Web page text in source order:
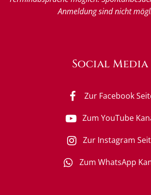
Anmeldung sind nicht
Social Media
Zur Facebook
Zum YouTube
Zur Instagram
Zum WhatsApp